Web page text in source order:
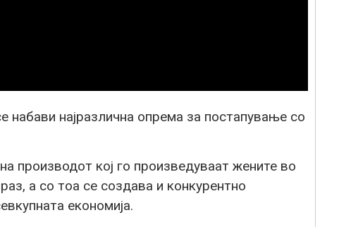
најразлична опрема за постапување со
производот кој го произведуваат жените во
а со тоа се создава и конкурентно
економија.